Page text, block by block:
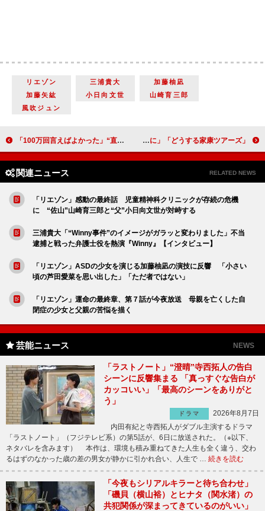
リエゾン 三浦貴大
加藤柚凪
加藤矢紘
小日向文世
山崎育三郎
風吹ジュン
「100万回言えばよかった」“直木”佐藤健の演技に「泣いた」 衝撃のラストシーンに「夢なの？」「どうなっているの」 「どうする家康ツアーズ」に於大役・松嶋菜々子が登場 愛知県刈谷市を訪れ「於大の方をより身近に感じられるように」
関連ニュース RELATED NEWS
「リエゾン」感動の最終話 児童精神科クリニックが存続の危機
に “佐山”山崎育三郎と“父”小日向文世が対峙する
三浦貴大「“Winny事件”のイメージがガラッと変わりました」不当
逮捕と戦った弁護士役を熱演『Winny』【インタビュー】
「リエゾン」ASDの少女を演じる加藤柚凪の演技に反響 「小さい
頃の芦田愛菜を思い出した」「ただ者ではない」
「リエゾン」運命の最終章、第７話が今夜放送 母親を亡くした自
閉症の少女と父親の苦悩を描く
芸能ニュース NEWS
「ラストノート」“澄晴”寺西拓人の告白
シーンに反響集まる 「真っすぐな告白が
カッコいい」「最高のシーンをありがと
う」
ドラマ
2026年8月7日
内田有紀と寺西拓人がダブル主演するドラマ
「ラストノート」（フジテレビ系）の第5話が、6日に放送された。（※以下、
ネタバレを含みます） 本作は、環境も積み重ねてきた人生も全く違う、交わ
るはずのなかった歳の差の男女が静かに引かれ合い、人生で … 続きを読む
「今夜もシリアルキラーと待ち合わせ」
「磯貝（横山裕）とヒナタ（関水渚）の
共犯関係が深まってきているのがいい」